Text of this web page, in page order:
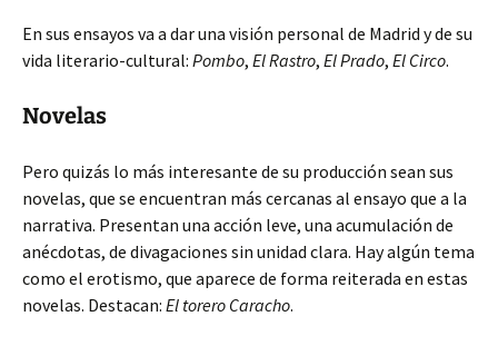
En sus ensayos va a dar una visión personal de Madrid y de su
vida literario-cultural: Pombo, El Rastro, El Prado, El Circo.
Novelas
Pero quizás lo más interesante de su producción sean sus
novelas, que se encuentran más cercanas al ensayo que a la
narrativa. Presentan una acción leve, una acumulación de
anécdotas, de divagaciones sin unidad clara. Hay algún tema
como el erotismo, que aparece de forma reiterada en estas
novelas. Destacan: El torero Caracho.